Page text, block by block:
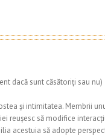
dacă sunt căsătoriți sau nu)
și intimitatea. Membrii
reușesc să modifice
acestuia să adopte